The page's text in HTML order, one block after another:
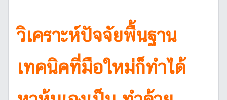
วิเคราะห์ปัจจัยพื้นฐาน
เทคนิคที่มือใหม่ก็ทำได้